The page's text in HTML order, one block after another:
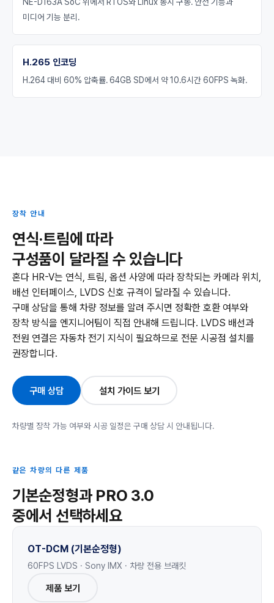
NE-D163A SoC 위에서 RTOS와 Linux 동시 구동. 안전 기능과
미디어 기능 분리.
H.265 인코딩
H.264 대비 60% 압축률. 64GB SD에서 약 10.6시간 60FPS 녹화.
장착 안내
연식·트림에 따라
구성품이 달라질 수 있습니다
혼다 HR-V는 연식, 트림, 옵션 사양에 따라 장착되는 카메라 위치,
배선 인터페이스, LVDS 신호 규격이 달라질 수 있습니다.
구매 상담을 통해 차량 정보를 알려 주시면 정확한 호환 여부와
장착 방식을 엔지니어팀이 직접 안내해 드립니다. LVDS 배선과
전원 연결은 자동차 전기 지식이 필요하므로 전문 시공점 설치를
권장합니다.
구매 상담 설치 가이드 보기
차량별 장착 가능 여부와 시공 일정은 구매 상담 시 안내됩니다.
같은 차량의 다른 제품
기본순정형과 PRO 3.0
중에서 선택하세요
OT-DCM (기본순정형)
60FPS LVDS · Sony IMX · 차량 전용 브래킷
제품 보기